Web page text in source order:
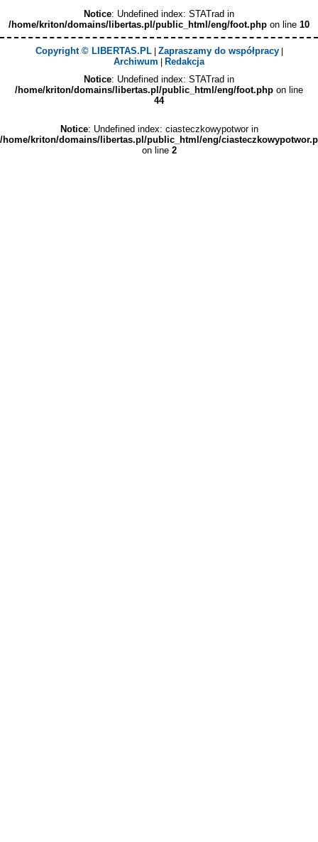
Notice: Undefined index: STATrad in
/home/kriton/domains/libertas.pl/public_html/eng/foot.php on line 10
Copyright © LIBERTAS.PL| Zapraszamy do współpracy|
Archiwum | Redakcja
Notice: Undefined index: STATrad in
/home/kriton/domains/libertas.pl/public_html/eng/foot.php on line
44
Notice: Undefined index: ciasteczkowypotwor in
/home/kriton/domains/libertas.pl/public_html/eng/
on line 2